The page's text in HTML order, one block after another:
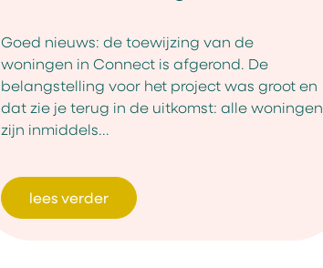
Goed nieuws: de toewijzing van de
woningen in Connect is afgerond. De
belangstelling voor het project was groot en
dat zie je terug in de uitkomst: alle woningen
zijn inmiddels...
lees verder